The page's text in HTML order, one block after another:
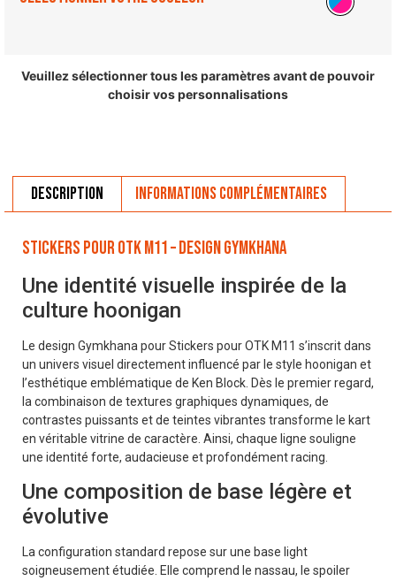
Veuillez sélectionner tous les paramètres avant de pouvoir
choisir vos personnalisations
Description Informations complémentaires
Stickers pour OTK M11 – Design Gymkhana
Une identité visuelle inspirée de la
culture hoonigan
Le design Gymkhana pour Stickers pour OTK M11 s’inscrit dans
un univers visuel directement influencé par le style hoonigan et
l’esthétique emblématique de Ken Block. Dès le premier regard,
la combinaison de textures graphiques dynamiques, de
contrastes puissants et de teintes vibrantes transforme le kart
en véritable vitrine de caractère. Ainsi, chaque ligne souligne
une identité forte, audacieuse et profondément racing.
Une composition de base légère et
évolutive
La configuration standard repose sur une base light
soigneusement étudiée. Elle comprend le nassau, le spoiler